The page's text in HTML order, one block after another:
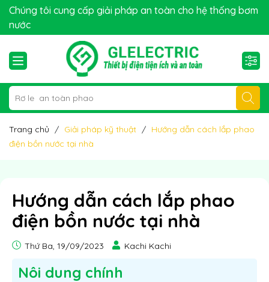
GLELECTRIC xin chào quý khách!
Chúng tôi cung cấp giải pháp an toàn cho hệ thống bơm
nước
Trang chủ Giải pháp kỹ thuật
Hướng dẫn cách lắp phao
điện bồn nước tại nhà
Hướng dẫn cách lắp phao
điện bồn nước tại nhà
Thứ Ba, 19/09/2023 Kachi Kachi
Nôi dung chính